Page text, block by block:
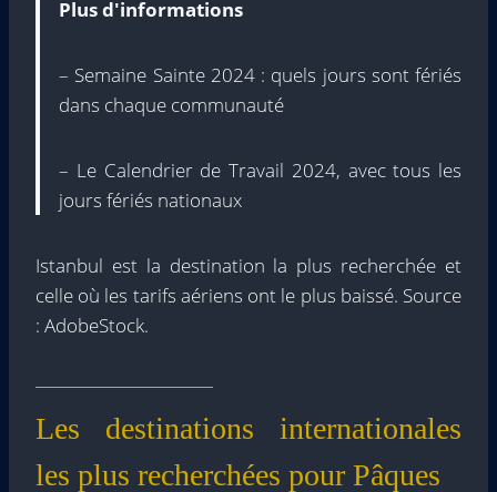
Plus d'informations
– Semaine Sainte 2024 : quels jours sont fériés
dans chaque communauté
– Le Calendrier de Travail 2024, avec tous les
jours fériés nationaux
Istanbul est la destination la plus recherchée et
celle où les tarifs aériens ont le plus baissé. Source
: AdobeStock.
Les destinations internationales
les plus recherchées pour Pâques